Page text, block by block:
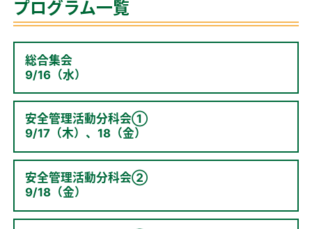
プログラム一覧
総合集会
9/16（水）
安全管理活動分科会①
9/17（木）、18（金）
安全管理活動分科会②
9/18（金）